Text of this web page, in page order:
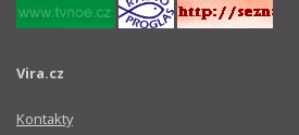
Vira.cz
Kontakty